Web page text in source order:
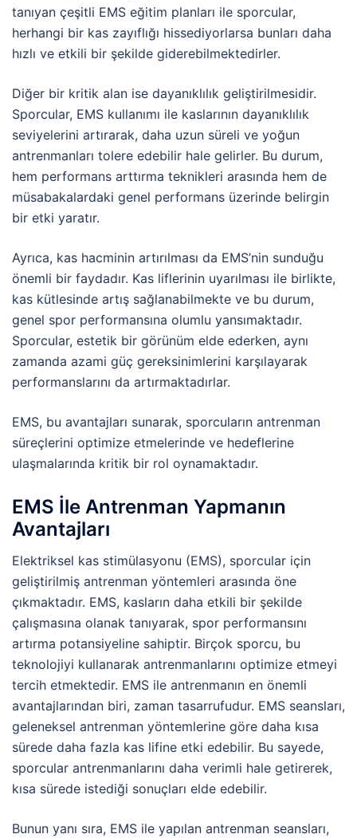
tanıyan çeşitli EMS eğitim planları ile sporcular,
herhangi bir kas zayıflığı hissediyorlarsa bunları daha
hızlı ve etkili bir şekilde giderebilmektedirler.
Diğer bir kritik alan ise dayanıklılık geliştirilmesidir.
Sporcular, EMS kullanımı ile kaslarının dayanıklılık
seviyelerini artırarak, daha uzun süreli ve yoğun
antrenmanları tolere edebilir hale gelirler. Bu durum,
hem performans arttırma teknikleri arasında hem de
müsabakalardaki genel performans üzerinde belirgin
bir etki yaratır.
Ayrıca, kas hacminin artırılması da EMS’nin sunduğu
önemli bir faydadır. Kas liflerinin uyarılması ile birlikte,
kas kütlesinde artış sağlanabilmekte ve bu durum,
genel spor performansına olumlu yansımaktadır.
Sporcular, estetik bir görünüm elde ederken, aynı
zamanda azami güç gereksinimlerini karşılayarak
performanslarını da artırmaktadırlar.
EMS, bu avantajları sunarak, sporcuların antrenman
süreçlerini optimize etmelerinde ve hedeflerine
ulaşmalarında kritik bir rol oynamaktadır.
EMS İle Antrenman Yapmanın
Avantajları
Elektriksel kas stimülasyonu (EMS), sporcular için
geliştirilmiş antrenman yöntemleri arasında öne
çıkmaktadır. EMS, kasların daha etkili bir şekilde
çalışmasına olanak tanıyarak, spor performansını
artırma potansiyeline sahiptir. Birçok sporcu, bu
teknolojiyi kullanarak antrenmanlarını optimize etmeyi
tercih etmektedir. EMS ile antrenmanın en önemli
avantajlarından biri, zaman tasarrufudur. EMS seansları,
geleneksel antrenman yöntemlerine göre daha kısa
sürede daha fazla kas lifine etki edebilir. Bu sayede,
sporcular antrenmanlarını daha verimli hale getirerek,
kısa sürede istediği sonuçları elde edebilir.
Bunun yanı sıra, EMS ile yapılan antrenman seansları,